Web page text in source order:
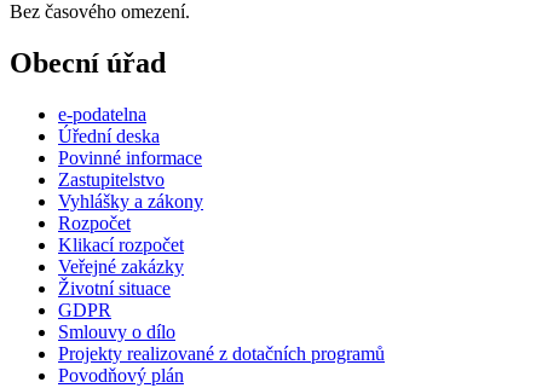
Bez časového omezení.
Obecní úřad
e-podatelna
Úřední deska
Povinné informace
Zastupitelstvo
Vyhlášky a zákony
Rozpočet
Klikací rozpočet
Veřejné zakázky
Životní situace
GDPR
Smlouvy o dílo
Projekty realizované z dotačních programů
Povodňový plán